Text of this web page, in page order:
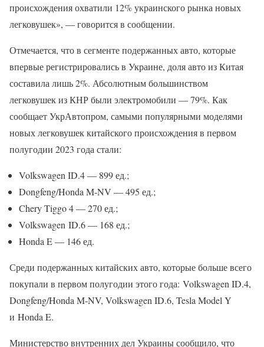
происхождения охватили 12% украинского рынка новых
легковушек», — говорится в сообщении.
Отмечается, что в сегменте подержанных авто, которые
впервые регистрировались в Украине, доля авто из Китая
составила лишь 2%. Абсолютным большинством
легковушек из КНР были электромобили — 79%. Как
сообщает УкрАвтопром, самыми популярными моделями
новых легковушек китайского происхождения в первом
полугодии 2023 года стали:
Volkswagen ID.4 — 899 ед.;
Dongfeng/Honda M-NV — 495 ед.;
Chery Tiggo 4 — 270 ед.;
Volkswagen ID.6 — 168 ед.;
Honda E — 146 ед.
Среди подержанных китайских авто, которые больше всего
покупали в первом полугодии этого года: Volkswagen ID.4,
Dongfeng/Honda M-NV, Volkswagen ID.6, Tesla Model Y
и Honda E.
Министерство внутренних дел Украины сообщило, что